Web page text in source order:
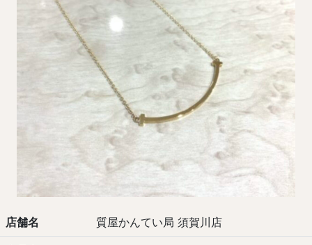
店舗名 質屋かんてい局 須賀川店